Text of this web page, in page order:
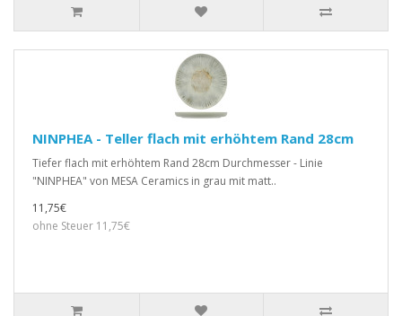
NINPHEA - Teller flach mit erhöhtem Rand 28cm
Tiefer flach mit erhöhtem Rand 28cm Durchmesser - Linie
"NINPHEA" von MESA Ceramics in grau mit matt..
11,75€
ohne Steuer 11,75€